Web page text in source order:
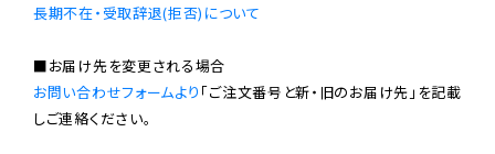
長期不在・受取辞退(拒否)について
お問い合わせフォームより 「ご注文番号と新・旧のお届け先」を記載
しご連絡ください。